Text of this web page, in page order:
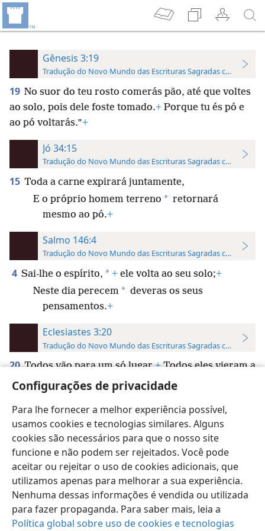
Configurações de privacidade
Para lhe fornecer a melhor experiência possível,
usamos cookies e tecnologias similares. Alguns
cookies são necessários para que o nosso site
funcione e não podem ser rejeitados. Você pode
aceitar ou rejeitar o uso de cookies adicionais, que
utilizamos apenas para melhorar a sua experiência.
Nenhuma dessas informações é vendida ou utilizada
para fazer propaganda. Para saber mais, leia a
Política global sobre uso de cookies e tecnologias
Gênesis 3:19
Tradução do Novo Mundo das Escrituras Sagradas com
19 No suor do teu rosto comerás pão, até que voltes
ao solo, pois dele foste tomado.+ Porque tu és pó e
ao pó voltarás.”+
Jó 34:15
Tradução do Novo Mundo das Escrituras Sagradas com
15 Toda a carne expirará juntamente,
E o próprio homem terreno * retornará
mesmo ao pó.+
Salmo 146:4
Tradução do Novo Mundo das Escrituras Sagradas com
4 Sai-lhe o espírito, * + ele volta ao seu solo;+
Neste dia perecem * deveras os seus
pensamentos.+
Eclesiastes 3:20
Tradução do Novo Mundo das Escrituras Sagradas com
20 Todos vão para um só lugar.+Todos eles vieram a
ser do pó * +e todos eles retornam ao pó.
Português (Brasil) Preferências
Copyright © 2026 Watch Tower Bible and Tract Society of Pennsylvania
Termos de Uso
Política de Privacidade
Configurações de Privacidade
JW.ORG Login